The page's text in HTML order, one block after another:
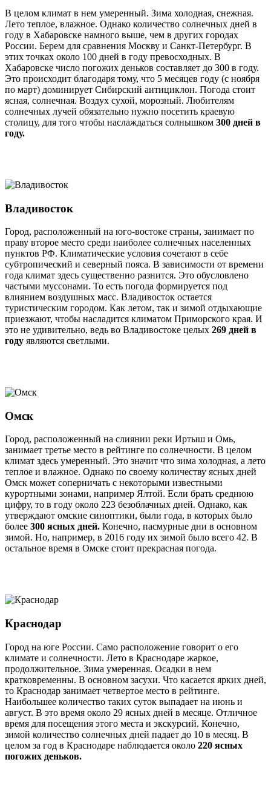
В целом климат в нем умеренный. Зима холодная, снежная.
Лето теплое, влажное. Однако количество солнечных дней в
году в Хабаровске намного выше, чем в других городах
России. Берем для сравнения Москву и Санкт-Петербург. В
этих точках около 100 дней в году превосходных. В
Хабаровске число погожих деньков составляет до 300 в году.
Это происходит благодаря тому, что 5 месяцев году (с ноября
по март) доминирует Сибирский антициклон. Погода стоит
ясная, солнечная. Воздух сухой, морозный. Любителям
солнечных лучей обязательно нужно посетить краевую
столицу, для того чтобы наслаждаться солнышком 300 дней в
году.
Владивосток
Город, расположенный на юго-востоке страны, занимает по
праву второе место среди наиболее солнечных населенных
пунктов РФ. Климатические условия сочетают в себе
субтропический и северный пояса. В зависимости от времени
года климат здесь существенно разнится. Это обусловлено
частыми муссонами. То есть погода формируется под
влиянием воздушных масс. Владивосток остается
туристическим городом. Как летом, так и зимой отдыхающие
приезжают, чтобы насладится климатом Приморского края. И
это не удивительно, ведь во Владивостоке целых 269 дней в
году являются светлыми.
Омск
Город, расположенный на слиянии реки Иртыш и Омь,
занимает третье место в рейтинге по солнечности. В целом
климат здесь умеренный. Это значит что зима холодная, а лето
теплое и влажное. Однако по своему количеству ясных дней
Омск может соперничать с некоторыми известными
курортными зонами, например Ялтой. Если брать среднюю
цифру, то в году около 223 безоблачных дней. Однако, как
утверждают омские синоптики, были года, в которых было
более 300 ясных дней. Конечно, пасмурные дни в основном
зимой. Но, например, в 2016 году их зимой было всего 42. В
остальное время в Омске стоит прекрасная погода.
Краснодар
Город на юге России. Само расположение говорит о его
климате и солнечности. Лето в Краснодаре жаркое,
продолжительное. Зима умеренная. Осадки в нем
кратковременны. В основном засухи. Что касается ярких дней,
то Краснодар занимает четвертое место в рейтинге.
Наибольшее количество таких суток выпадает на июнь и
август. В это время около 29 ясных дней в месяце. Отличное
время для посещения этого места и экскурсий. Конечно,
зимой количество солнечных дней падает до 10 в месяц. В
целом за год в Краснодаре наблюдается около 220 ясных
погожих деньков.